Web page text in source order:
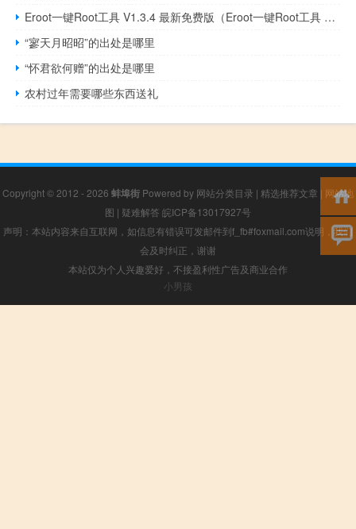
Eroot一键Root工具 V1.3.4 最新免费版（Eroot一键Root工具 V1.3.4 最新免费版功能简介）
“寥天月昭昭”的出处是哪里
“怀君欲何赠”的出处是哪里
农村过年需要哪些东西送礼
Copyright © 2012 - 2026 蚌埠街 Powered by 网站分类目录 | 精选推荐文章 | 网站地
图 | 疑难解答 皖ICP备13017927号
声明：本站内容来自互联网，如信息有错误可发邮件到f_fb#foxmail.com说明，我们
会及时纠正，谢谢
本站仅为个人兴趣爱好，不接盈利性广告及商业合作
小男孩